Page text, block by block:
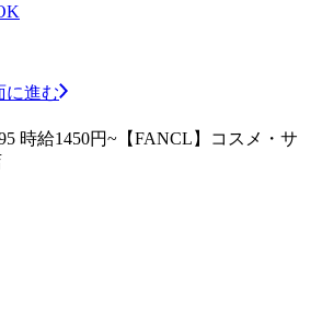
に進む
時給1450円~【FANCL】コスメ・サ